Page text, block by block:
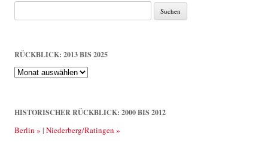
Suche
nach:
RÜCKBLICK: 2013 BIS 2025
Rückblick:
2013
HISTORISCHER RÜCKBLICK: 2000 BIS 2012
Berlin » | Niederberg/Ratingen »